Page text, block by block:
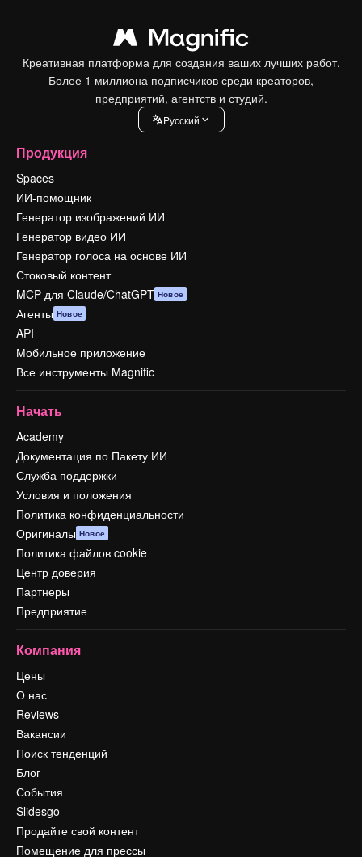
Креативная платформа для создания ваших лучших работ.
Более 1 миллиона подписчиков среди креаторов,
предприятий, агентств и студий.
Pусский
Продукция
Spaces
ИИ-помощник
Генератор изображений ИИ
Генератор видео ИИ
Генератор голоса на основе ИИ
Стоковый контент
MCP для Claude/ChatGPT Новое
Агенты Новое
API
Мобильное приложение
Все инструменты Magnific
Начать
Academy
Документация по Пакету ИИ
Служба поддержки
Условия и положения
Политика конфиденциальности
Оригиналы Новое
Политика файлов cookie
Центр доверия
Партнеры
Предприятие
Компания
Цены
О нас
Reviews
Вакансии
Поиск тенденций
Блог
События
Slidesgo
Продайте свой контент
Помещение для прессы